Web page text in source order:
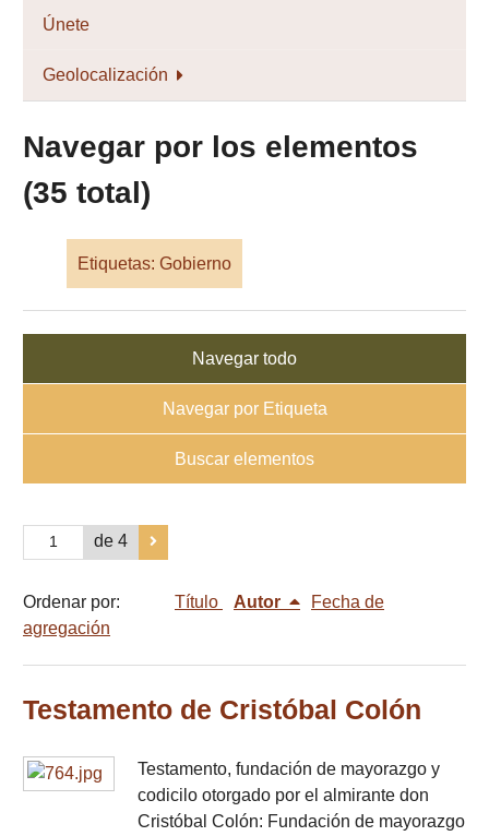
Únete
Geolocalización
Navegar por los elementos
(35 total)
Etiquetas: Gobierno
Navegar todo
Navegar por Etiqueta
Buscar elementos
de 4
Ordenar por: Título Autor
Fecha de
agregación
Testamento de Cristóbal Colón
Testamento, fundación de mayorazgo y
codicilo otorgado por el almirante don
Cristóbal Colón: Fundación de mayorazgo